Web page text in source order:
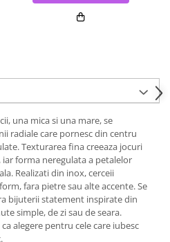
una mica si una mare, se
radiale care pornesc din centru
Texturarea fina creeaza jocuri
forma neregulata a petalelor
Realizati din inox, cerceii
fara pietre sau alte accente. Se
bijuterii statement inspirate din
simple, de zi sau de seara.
alegere pentru cele care iubesc